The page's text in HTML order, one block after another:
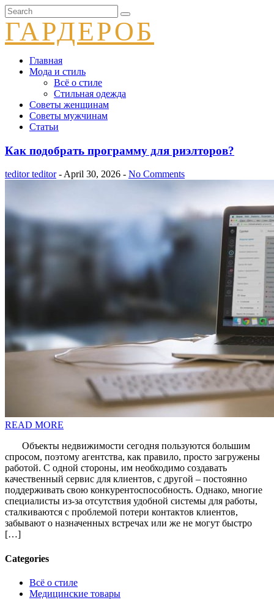
ГАРДЕРОБ
Главная
Мода и стиль
Всё о стиле
Стильная одежда
Советы женщинам
Советы мужчинам
Статьи
Как подобрать программу для риэлторов?
teditor teditor- April 30, 2026 - No Comments
READ MORE
Объекты недвижимости сегодня пользуются большим
спросом, поэтому агентства, как правило, просто загружены
работой. С одной стороны, им необходимо создавать
качественный сервис для клиентов, с другой – постоянно
поддерживать свою конкурентоспособность. Однако, многие
специалисты из-за отсутствия удобной системы для работы,
сталкиваются с проблемой потери контактов клиентов,
забывают о назначенных встречах или же не могут быстро
[…]
Categories
Всё о стиле
Медицинские товары